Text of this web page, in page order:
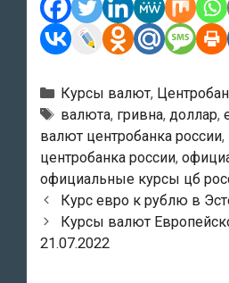
Рубрики
Курсы валют,
Тэги
валюта, гривна, доллар,
валют центробанка россии,
центробанка россии,
официальные курсы цб
Навигация
по
записям
Курс евро к рублю в
Курсы валют
21.07.2022